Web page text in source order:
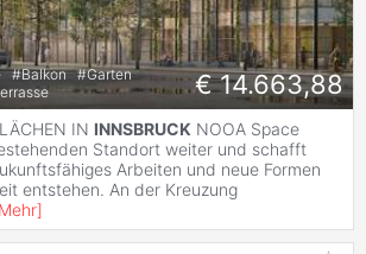
#Balkon #Garten
€ 14.663,88
IN INNSBRUCK NOOA Space
Standort weiter und schafft
Arbeiten und neue Formen
entstehen. An der Kreuzung
Mehr]